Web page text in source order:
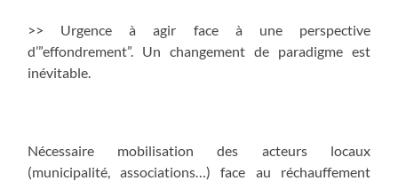
>> Urgence à agir face à une perspective
d’”effondrement”. Un changement de paradigme est
inévitable.
Nécessaire mobilisation des acteurs locaux
(municipalité, associations…) face au réchauffement